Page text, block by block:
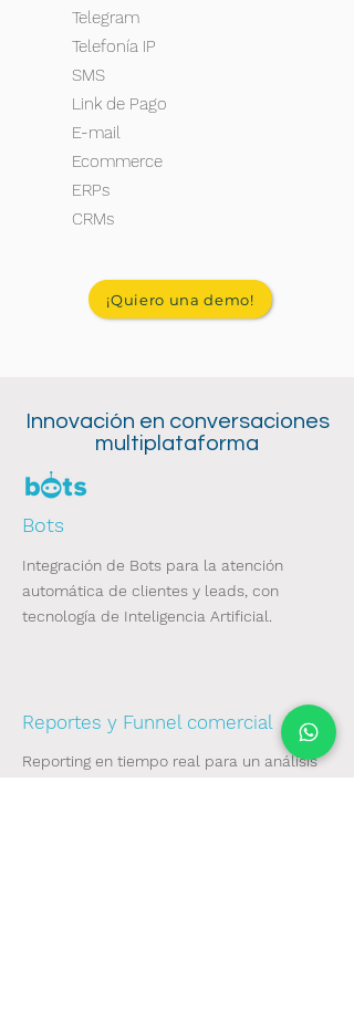
Telegram
Telefonía IP
SMS
Link de Pago
E-mail
Ecommerce
ERPs
CRMs
¡Quiero una demo!
Innovación en conversaciones
multiplataforma
Bots
Integración de Bots para la atención
automática de clientes y leads, con
tecnología de Inteligencia Artificial.
Reportes y Funnel comercial
Reporting en tiempo real para un análisis